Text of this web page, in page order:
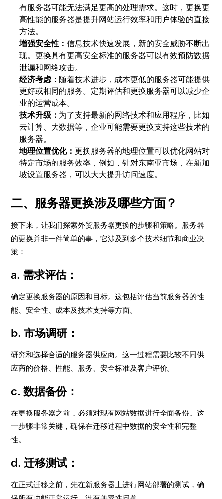
有服务器可能无法满足更高的处理需求。这时，更换更
高性能的服务器是提升网站运行效率和用户体验的直接
方法。
增强安全性：信息技术快速发展，新的安全威胁不断出
现。更换具有更高安全标准的服务器可以有效预防数据
泄漏和网络攻击。
经济考虑：随着技术进步，成本更低的服务器可能提供
更好或相同的服务。定期评估和更换服务器可以减少企
业的运营成本。
技术升级： 为了支持最新的网络技术和应用程序，比如
云计算、大数据等，企业可能需要更换支持这些技术的
服务器。
地理位置优化：更换服务器的地理位置可以优化网站对
特定市场的服务效率，例如，针对东南亚市场，在新加
坡设置服务器，可以大大提升访问速度。
二、服务器更换涉及哪些方面？
接下来，让我们探索外贸服务器更换的步骤和策略。服务器
的更换并非一件简单的事，它涉及到多个技术细节和商业决
策：
a. 需求评估：
确定更换服务器的原因和目标。这包括评估当前服务器的性
能、安全性、成本及技术支持等方面。
b. 市场调研：
研究和选择合适的服务器供应商。这一过程需要比较不同供
应商的价格、性能、服务、安全标准及客户评价。
c. 数据备份：
在更换服务器之前，必须对现有网站数据进行全面备份。这
一步骤非常关键，确保在迁移过程中数据的安全性和完整
性。
d. 迁移测试：
在正式迁移之前，先在新服务器上进行网站部署的测试，确